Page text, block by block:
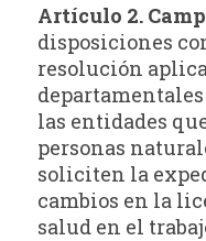
Artículo 2.
disposiciones
resolución
las entidades
personas
soliciten la
cambios en la
salud en el